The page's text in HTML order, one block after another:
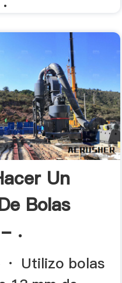
Un
Bolas
- .
Utilizo bolas